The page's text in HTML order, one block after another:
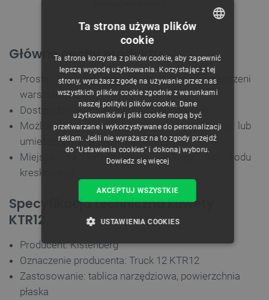
Główne cechy produktu
Prosta i szybka organizacja przestrzeni
warsztatowej
Dostęp do najpotrzebniejszych elementów
Możliwość montażu na tablicy narzędziowej lub
umieszczenia na płaskiej powierzchni
Miejsce na umieszczenie etykiety lub kodu
kreskowego
Specyfikacja techniczna kuwety
KTR12
Producent: Kistenberg
Oznaczenie producenta: Truck 12 KTR12
Zastosowanie: tablica narzędziowa, powierzchnia
płaska
CZECH
ENGLISH
GERMAN
Ta strona używa plików
cookie
Ta strona korzysta z plików cookie, aby zapewnić
lepszą wygodę użytkowania. Korzystając z tej
strony, wyrażasz zgodę na używanie przez nas
wszystkich plików cookie zgodnie z warunkami
naszej polityki plików cookie. Dane
użytkowników i pliki cookie mogą być
przetwarzane i wykorzystywane do personalizacji
reklam. Jeśli nie wyrażasz na to zgody przejdź
do "Ustawienia cookies" i dokonaj wyboru.
Dowiedz się więcej
AKCEPTUJ WSZYSTKIE
USTAWIENIA COOKIES
NIEZBĘDNE
TARGETOWANIE